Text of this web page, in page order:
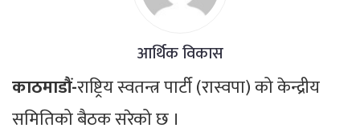
आर्थिक विकास
काठमाडौं-राष्ट्रिय स्वतन्त्र पार्टी (रास्वपा) को केन्द्रीय
समितिको बैठक सरेको छ ।